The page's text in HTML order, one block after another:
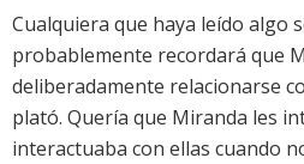
Cualquiera que haya leído algo
probablemente recordará que
deliberadamente relacionarse
plató. Quería que Miranda les
interactuaba con ellas cuando